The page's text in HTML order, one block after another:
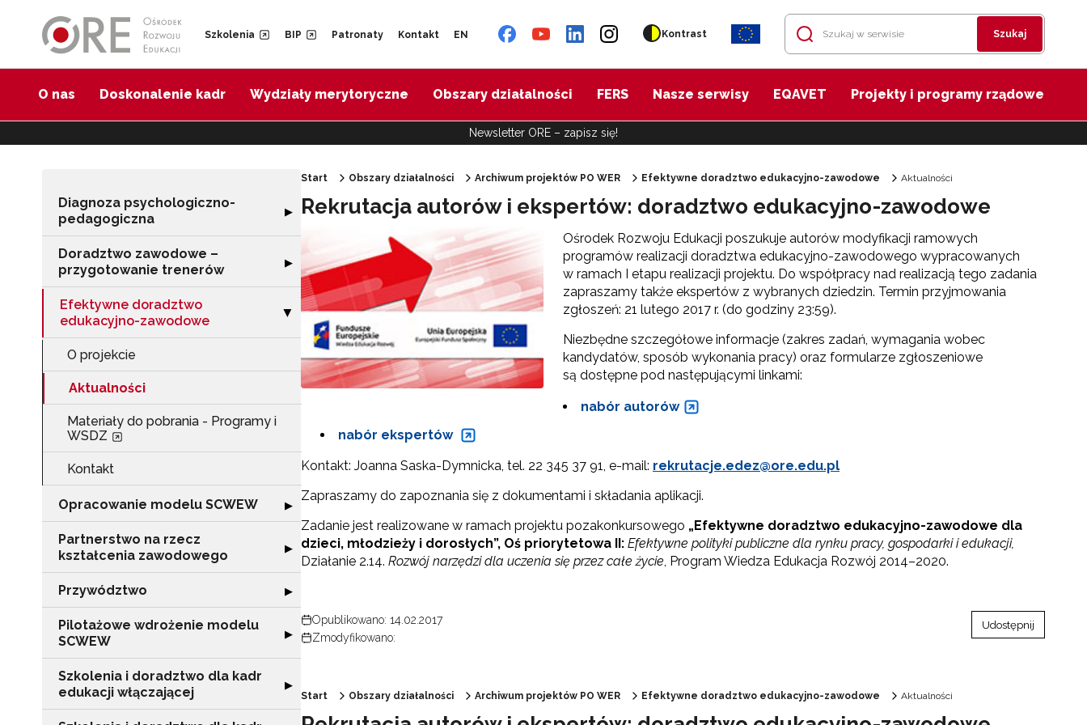
Szkolenia BIP Patronaty Kontakt EN Kontrast Szukaj
O nas Doskonalenie kadr Wydziały merytoryczne Obszary działalności FERS Nasze serwisy EQAVET Projekty i programy rządowe
Newsletter ORE – zapisz się!
Diagnoza psychologiczno-
pedagogiczna
Rozwiń sekcję "Diagnoza psychologiczno-pedagogiczna"
▶
Doradztwo zawodowe –
przygotowanie trenerów
Rozwiń sekcję "Doradztwo zawodowe – przygotowanie trenerów"
▶
Efektywne doradztwo
edukacyjno-zawodowe
Zwiń sekcję "Efektywne doradztwo edukacyjno-zawodowe"
▶
O projekcie
Aktualności
Materiały do pobrania - Programy i
WSDZ
Kontakt
Opracowanie modelu SCWEW Rozwiń sekcję "Opracowanie modelu SCWEW"
▶
Partnerstwo na rzecz
kształcenia zawodowego
Rozwiń sekcję "Partnerstwo na rzecz kształcenia zawodowego"
▶
Przywództwo Rozwiń sekcję "Przywództwo"
▶
Pilotażowe wdrożenie modelu
SCWEW
Rozwiń sekcję "Pilotażowe wdrożenie modelu SCWEW"
▶
Szkolenia i doradztwo dla kadr
edukacji włączającej
Rozwiń sekcję "Szkolenia i doradztwo dla kadr edukacji włączającej"
▶
Start Obszary działalności Archiwum projektów PO WER Efektywne doradztwo edukacyjno-zawodowe Aktualności
Rekrutacja autorów i ekspertów: doradztwo edukacyjno-zawodowe
Ośrodek Rozwoju Edukacji poszukuje autorów modyfikacji ramowych
programów realizacji doradztwa edukacyjno-zawodowego wypracowanych
w ramach I etapu realizacji projektu. Do współpracy nad realizacją tego zadania
zapraszamy także ekspertów z wybranych dziedzin. Termin przyjmowania
zgłoszeń: 21 lutego 2017 r. (do godziny 23:59).
Niezbędne szczegółowe informacje (zakres zadań, wymagania wobec
kandydatów, sposób wykonania pracy) oraz formularze zgłoszeniowe
są dostępne pod następującymi linkami:
nabór autorów
nabór ekspertów
Kontakt: Joanna Saska-Dymnicka, tel. 22 345 37 91, e-mail: rekrutacje.edez@ore.edu.pl
Zapraszamy do zapoznania się z dokumentami i składania aplikacji.
Zadanie jest realizowane w ramach projektu pozakonkursowego „Efektywne doradztwo edukacyjno-zawodowe dla
dzieci, młodzieży i dorosłych”, Oś priorytetowa II: Efektywne polityki publiczne dla rynku pracy, gospodarki i edukacji,
Działanie 2.14. Rozwój narzędzi dla uczenia się przez całe życie, Program Wiedza Edukacja Rozwój 2014–2020.
Opublikowano: 14.02.2017
Zmodyfikowano:
Udostępnij
Start Obszary działalności Archiwum projektów PO WER Efektywne doradztwo edukacyjno-zawodowe Aktualności